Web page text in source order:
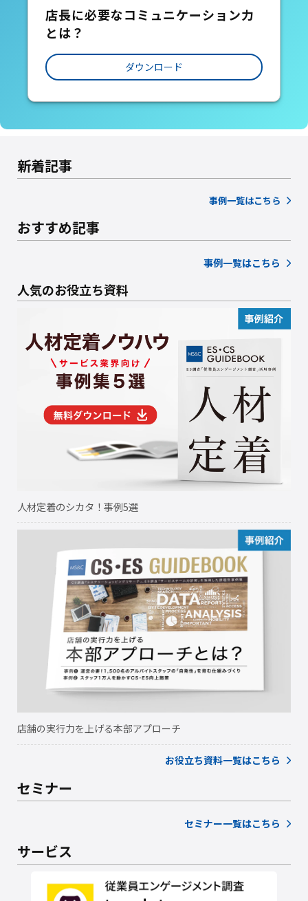
店長に必要なコミュニケーション力
とは？
ダウンロード
新着記事
事例一覧はこちら
おすすめ記事
事例一覧はこちら
人気のお役立ち資料
人材定着のシカタ！事例5選
店舗の実行力を上げる本部アプローチ
お役立ち資料一覧はこちら
セミナー
セミナー一覧はこちら
サービス